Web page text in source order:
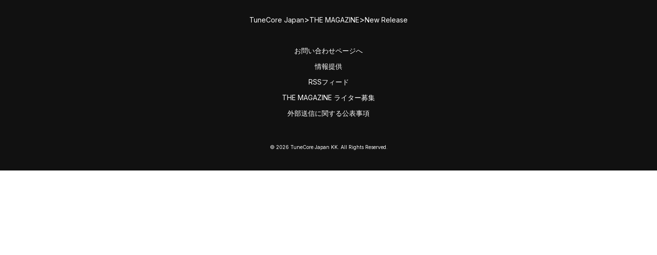
TuneCore Japan>THE MAGAZINE>New Release
お問い合わせページへ
情報提供
RSSフィード
THE MAGAZINE ライター募集
外部送信に関する公表事項
© 2026 TuneCore Japan KK. All Rights Reserved.